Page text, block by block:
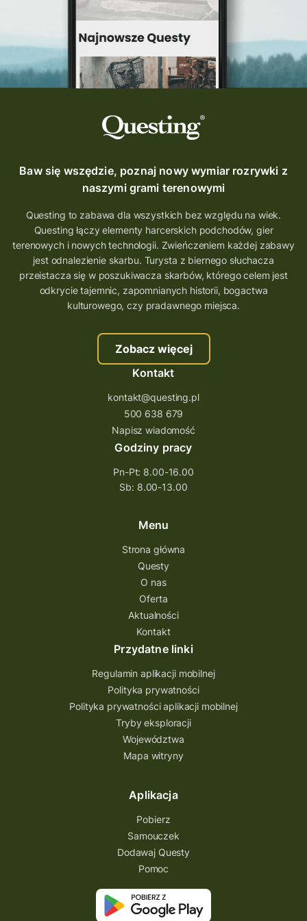
nowy quest
najlepsze questy
wycieczki
turystyka przygodowa
Szlak Przygody
szkolenie
szkło
scieżka questingowa
questy w Polsce
questujznami
QUESTOMANIA
questing.pl
Quest Koziołek Matołek
gra miejska
co zobaczyć na Śląsku
aplikacja questy
aplikacja gry terenowe
wielkopolskie questy
wakacje z questami
trenerzy questingu
szkolenie tworzenie questów
szkolenie questing
Stefan Żeromski
ścieżka
Rzeszów
questy świętokrzyskie
questujwpolsce
questuj z nami
questingwyprawa po skarb
questingowy projekt współpracy
questing wielkopolska
Questing Przecławski
Questing Łódzkie
questing gry terenowe
Quest Świętokrzyskie
quest na szlaku Przygody
Quest Bolestraszyce
Quest Arboretum
Przecław Quest
projekt
Pogórze Dynowskie
Partnerstwo Questingu
Park Etnograficzny w Tokarni
Park Etnograficzny
natura
mazowieckie
Hutniczy Ostrowiec
gry terenowe
gry edukacyjne
akademia questingu
zydzi życzenia
Baw się wszędzie, poznaj nowy wymiar rozrywki z
naszymi grami terenowymi
Questing to zabawa dla wszystkich bez względu na wiek.
Questing łączy elementy harcerskich podchodów, gier
terenowych i nowych technologii. Zwieńczeniem każdej zabawy
jest odnalezienie skarbu. Turysta z biernego słuchacza
przeistacza się w poszukiwacza skarbów, którego celem jest
odkrycie tajemnic, zapomnianych historii, bogactwa
kulturowego, czy pradawnego miejsca.
Zobacz więcej
Kontakt
kontakt@questing.pl
500 638 679
Napisz wiadomość
Godziny pracy
Pn-Pt: 8.00-16.00
Sb: 8.00-13.00
Menu
Strona główna
Questy
O nas
Oferta
Aktualności
Kontakt
Przydatne linki
Regulamin aplikacji mobilnej
Polityka prywatności
Polityka prywatności aplikacji mobilnej
Tryby eksploracji
Województwa
Mapa witryny
Aplikacja
Pobierz
Samouczek
Dodawaj Questy
Pomoc